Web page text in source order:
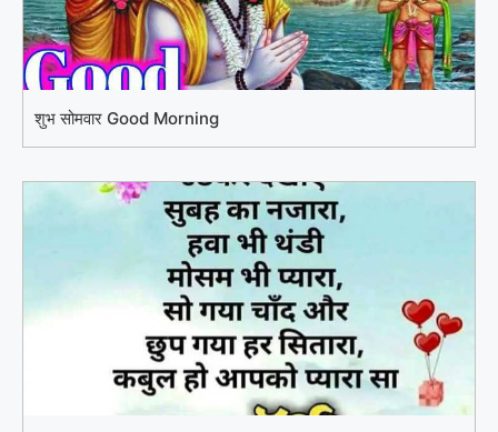
शुभ सोमवार Good Morning